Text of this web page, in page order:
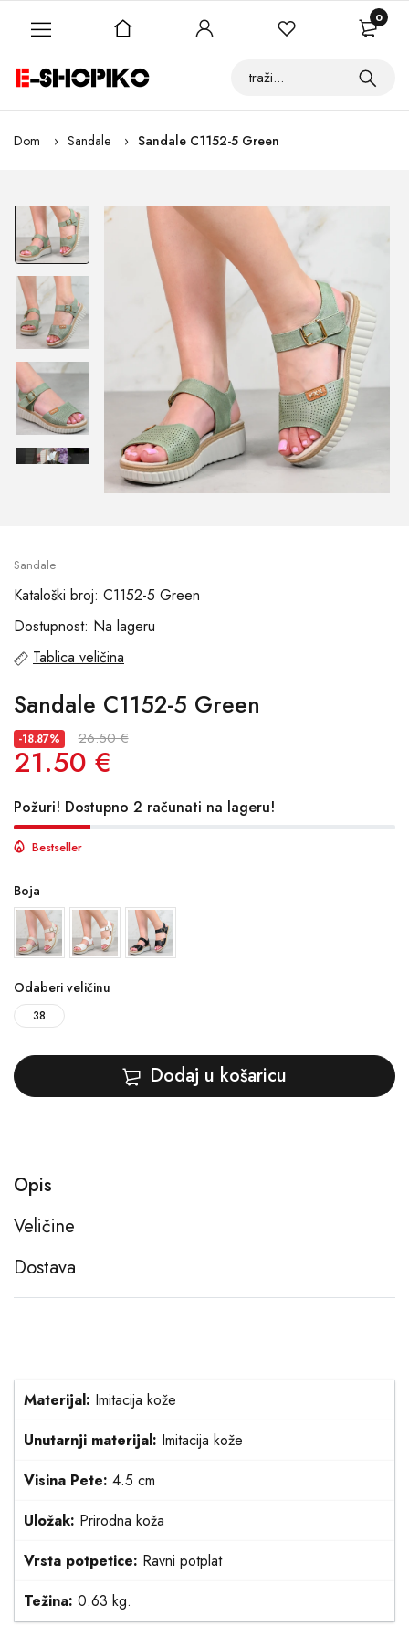
Dom Sandale Sandale C1152-5 Green
Sandale
Kataloški broj: C1152-5 Green
Dostupnost: Na lageru
Tablica veličina
Sandale C1152-5 Green
-18.87% 26.50 €
21.50 €
Požuri! Dostupno 2 računati na lageru!
Bestseller
Boja
Odaberi veličinu
38
Dodaj u košaricu
Opis
Veličine
Dostava
Materijal: Imitacija kože
Unutarnji materijal: Imitacija kože
Visina Pete: 4.5 cm
Uložak: Prirodna koža
Vrsta potpetice: Ravni potplat
Težina: 0.63 kg.
0